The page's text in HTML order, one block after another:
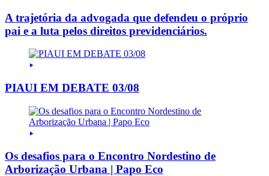
A trajetória da advogada que defendeu o próprio
pai e a luta pelos direitos previdenciários.
PIAUI EM DEBATE 03/08
Os desafios para o Encontro Nordestino de
Arborização Urbana | Papo Eco